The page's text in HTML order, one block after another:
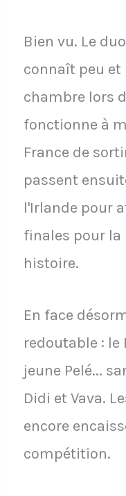
Bien vu. Le
connaît peu
chambre lors
fonctionne à
France de
passent
l'Irlande pour
finales pour la
histoire.
En face
redoutable : le
jeune Pelé...
Didi et Vava.
encore
compétition.